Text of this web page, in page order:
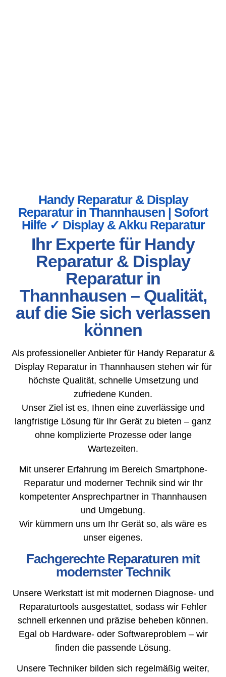
Handy Reparatur & Display
Reparatur in Thannhausen | Sofort
Hilfe ✓ Display & Akku Reparatur
Ihr Experte für Handy
Reparatur & Display
Reparatur in
Thannhausen – Qualität,
auf die Sie sich verlassen
können
Als professioneller Anbieter für Handy Reparatur &
Display Reparatur in Thannhausen stehen wir für
höchste Qualität, schnelle Umsetzung und
zufriedene Kunden.
Unser Ziel ist es, Ihnen eine zuverlässige und
langfristige Lösung für Ihr Gerät zu bieten – ganz
ohne komplizierte Prozesse oder lange
Wartezeiten.
Mit unserer Erfahrung im Bereich Smartphone-
Reparatur und moderner Technik sind wir Ihr
kompetenter Ansprechpartner in Thannhausen
und Umgebung.
Wir kümmern uns um Ihr Gerät so, als wäre es
unser eigenes.
Fachgerechte Reparaturen mit
modernster Technik
Unsere Werkstatt ist mit modernen Diagnose- und
Reparaturtools ausgestattet, sodass wir Fehler
schnell erkennen und präzise beheben können.
Egal ob Hardware- oder Softwareproblem – wir
finden die passende Lösung.
Unsere Techniker bilden sich regelmäßig weiter,